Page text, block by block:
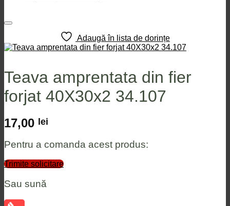
Adaugă în lista de dorințe
Teava amprentata din fier
forjat 40X30x2 34.107
17,00 lei
Pentru a comanda acest produs:
Trimite solicitare
Sau sună